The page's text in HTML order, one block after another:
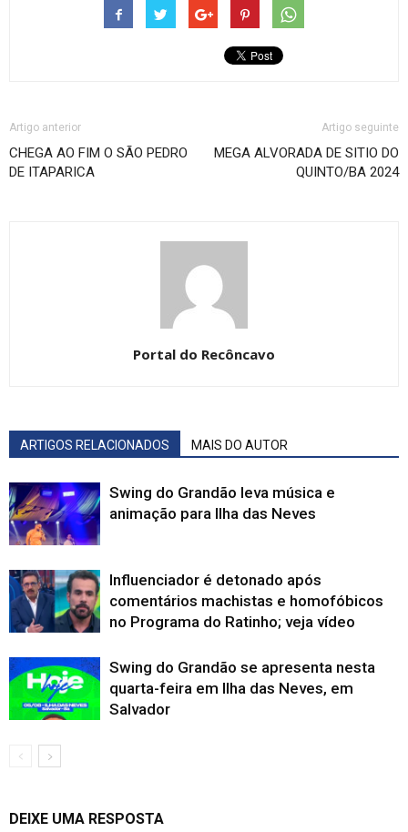
Artigo anterior
CHEGA AO FIM O SÃO PEDRO
DE ITAPARICA
Artigo seguinte
MEGA ALVORADA DE SITIO DO
QUINTO/BA 2024
Portal do Recôncavo
ARTIGOS RELACIONADOS MAIS DO AUTOR
Swing do Grandão leva música e
animação para Ilha das Neves
Influenciador é detonado após
comentários machistas e homofóbicos
no Programa do Ratinho; veja vídeo
Swing do Grandão se apresenta nesta
quarta-feira em Ilha das Neves, em
Salvador
DEIXE UMA RESPOSTA